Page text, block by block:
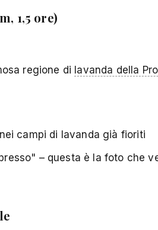
1,5 ore)
regione di lavanda della
campi di lavanda già fioriti
– questa è la foto che